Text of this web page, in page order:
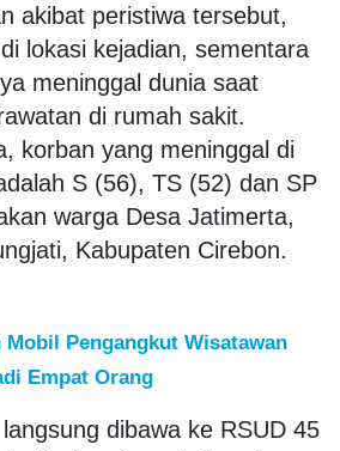
akibat peristiwa tersebut,
lokasi kejadian, sementara
meninggal dunia saat
di rumah sakit.
korban yang meninggal di
S (56), TS (52) dan SP
warga Desa Jatimerta,
Kabupaten Cirebon.
Mobil Pengangkut Wisatawan
Empat Orang
dibawa ke RSUD 45